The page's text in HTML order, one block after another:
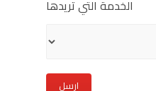
الخدمة التي تريدها